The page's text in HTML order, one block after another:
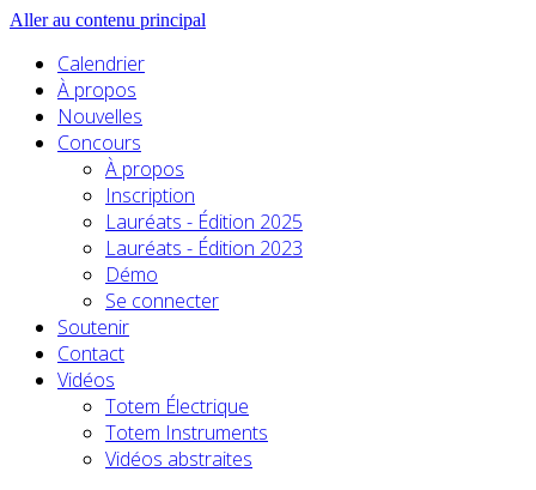
Aller au contenu principal
Calendrier
À propos
Nouvelles
Concours
À propos
Inscription
Lauréats - Édition 2025
Lauréats - Édition 2023
Démo
Se connecter
Soutenir
Contact
Vidéos
Totem Électrique
Totem Instruments
Vidéos abstraites